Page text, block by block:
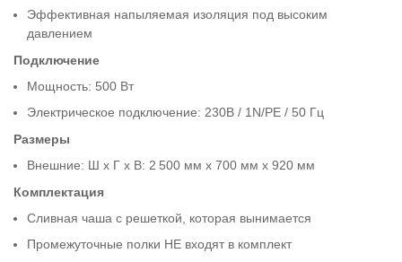
Эффективная напыляемая изоляция под высоким
давлением
Подключение
Мощность: 500 Вт
Электрическое подключение: 230В / 1N/PE / 50 Гц
Размеры
Внешние: Ш x Г x В: 2 500 мм x 700 мм x 920 мм
Комплектация
Сливная чаша с решеткой, которая вынимается
Промежуточные полки НЕ входят в комплект